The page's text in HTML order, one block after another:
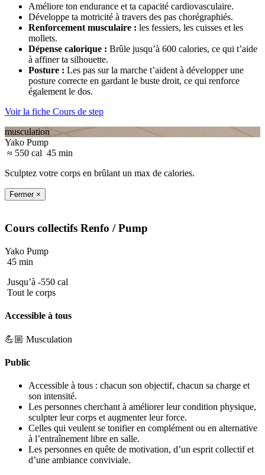
Améliore ton endurance et ta capacité cardiovasculaire.
Développe ta motricité à travers des pas chorégraphiés.
Renforcement musculaire : les fessiers, les cuisses et les
mollets.
Dépense calorique : Brûle jusqu’à 600 calories, ce qui t’aide
à affiner ta silhouette.
Posture : Les pas sur la marche t’aident à développer une
posture correcte en gardant le buste droit, ce qui renforce
également le dos.
Voir la fiche Cours de step
musculation
Yako Pump
≈ 550 cal 45 min
Sculptez votre corps en brûlant un max de calories.
Fermer ×
Cours collectifs Renfo / Pump
Yako Pump
45 min
Jusqu’à -550 cal
Tout le corps
Accessible à tous
💪🏼 Musculation
Public
Accessible à tous : chacun son objectif, chacun sa charge et
son intensité.
Les personnes cherchant à améliorer leur condition physique,
sculpter leur corps et augmenter leur force.
Celles qui veulent se tonifier en complément ou en alternative
à l’entraînement libre en salle.
Les personnes en quête de motivation, d’un esprit collectif et
d’une ambiance conviviale.